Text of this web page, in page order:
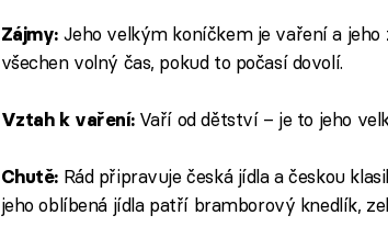
Zájmy: Jeho velkým koníčkem je vaření a
všechen volný čas, pokud to počasí dovolí.
Vztah k vaření: Vaří od dětství – je to jeho
Chutě: Rád připravuje česká jídla a českou
jeho oblíbená jídla patří bramborový knedlík,